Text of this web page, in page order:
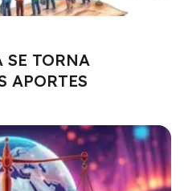
TORNA
APORTES